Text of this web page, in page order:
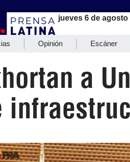
jueves 6 de agosto
Opinión Escáner
a